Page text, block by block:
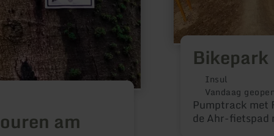
am
Insul
Vandaag
Pumptrack met
de Ahr-fietspad